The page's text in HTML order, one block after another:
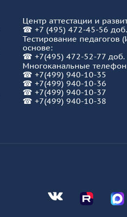
Центр аттестации и
☎ +7 (495) 472-45-56
Тестирование
основе:
☎ +7(495) 472-52-77 доб.
Многоканальные
☎ +7(499) 940-10-35
☎ +7(499) 940-10-36
☎ +7(499) 940-10-37
☎ +7(499) 940-10-38
Мы во Вконтакте
Мы в